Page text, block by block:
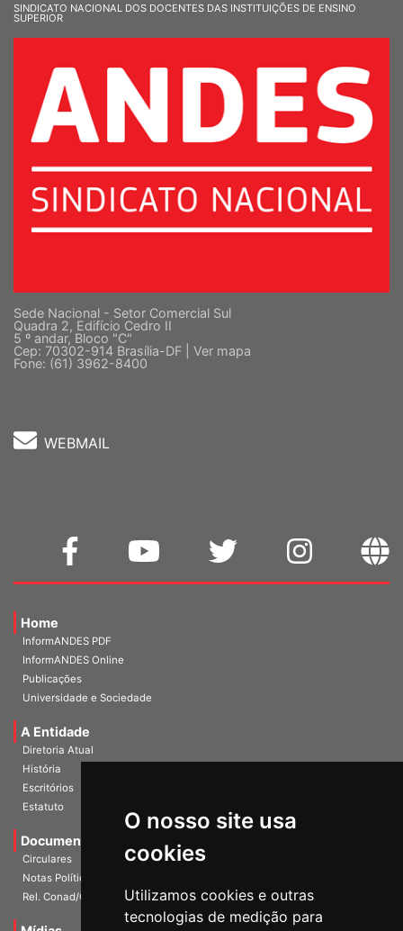
O nosso site usa
cookies
Utilizamos cookies e outras
tecnologias de medição para
SINDICATO NACIONAL DOS DOCENTES DAS INSTITUIÇÕES DE ENSINO
SUPERIOR
Sede Nacional - Setor Comercial Sul
Quadra 2, Edifício Cedro II
5 º andar, Bloco "C"
Cep: 70302-914 Brasília-DF | Ver mapa
Fone: (61) 3962-8400
WEBMAIL
Home
InformANDES PDF
InformANDES Online
Publicações
Universidade e Sociedade
A Entidade
Diretoria Atual
História
Escritórios
Estatuto
Documentos
Circulares
Notas Políticas
Rel. Conad/Congresso